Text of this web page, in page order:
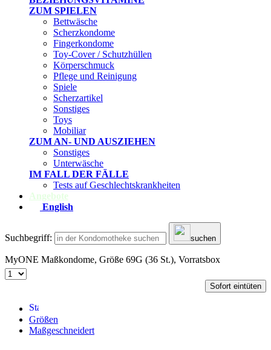
ZUM SPIELEN
Bettwäsche
Scherzkondome
Fingerkondome
Toy-Cover / Schutzhüllen
Körperschmuck
Pflege und Reinigung
Spiele
Scherzartikel
Sonstiges
Toys
Mobiliar
ZUM AN- UND AUSZIEHEN
Sonstiges
Unterwäsche
IM FALL DER FÄLLE
Tests auf Geschlechtskrankheiten
Angebote
English
Suchbegriff: suchen
MyONE Maßkondome, Größe 69G (36 St.), Vorratsbox
Sofort eintüten
Größen
Maßgeschneidert